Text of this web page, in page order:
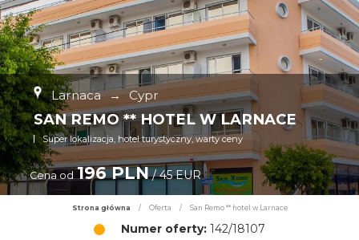
Larnaca → Cypr
SAN REMO ** HOTEL W LARNACE
Super lokalizacja, hotel turystyczny, warty ceny
Cena od 196 PLN/ 45 EUR
Strona główna / Oferta / San Remo ** hotel w Larnace
Numer oferty: 142/18107